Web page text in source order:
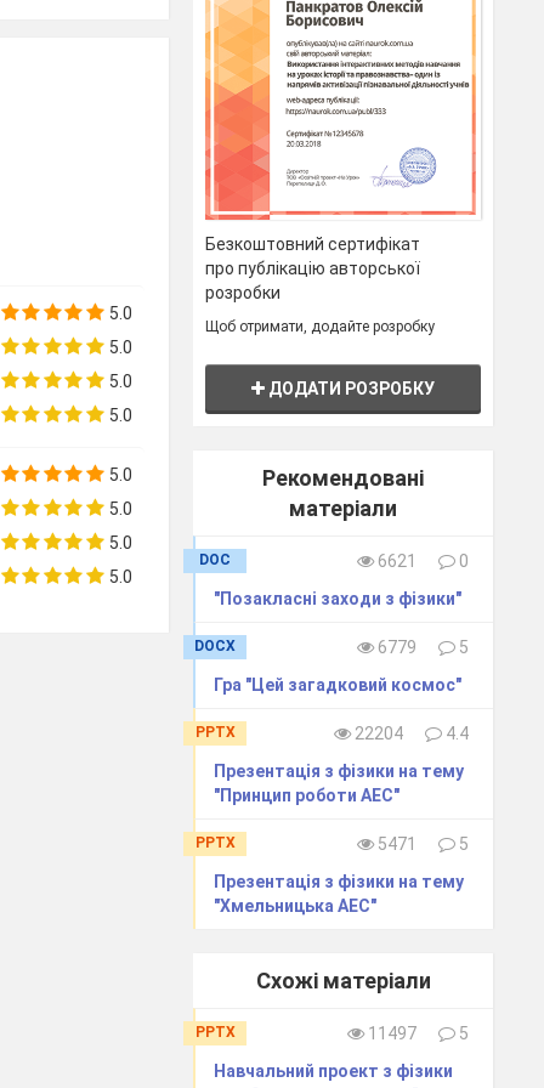
5.0
5.0
5.0
5.0
5.0
5.0
5.0
5.0
Безкоштовний сертифікат
про публікацію авторської
розробки
Щоб отримати, додайте розробку
ДОДАТИ РОЗРОБКУ
Рекомендовані
матеріали
DOC 6621
0
"Позакласні заходи з фізики"
DOCX 6779
5
Гра "Цей загадковий космос"
PPTX 22204
4.4
Презентація з фізики на тему
"Принцип роботи АЕС"
PPTX 5471
5
Презентація з фізики на тему
"Хмельницька АЕС"
Схожі матеріали
PPTX 11497
5
Навчальний проект з фізики